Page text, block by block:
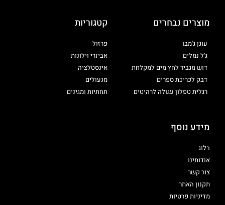
מוצרים נבחרים
עוגן ג'מבו
ג'ל נמלים
דוש מגביר לחץ מים למקלחת
דבק לכריכת ספרים
רגלית טפלון עגולה לרהיטים
קטגוריות
פרזול
אביזרי וילונות
אינסטלציה
מנעולים
תחתיות ומגינים
מידע נוסף
בלוג
אודותינו
צור קשר
תקנון האתר
מדיניות פרטיות